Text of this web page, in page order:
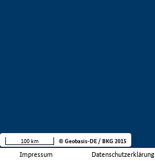
Impressum Datenschutzerklärung
100 km © Geobasis-DE / BKG 2015